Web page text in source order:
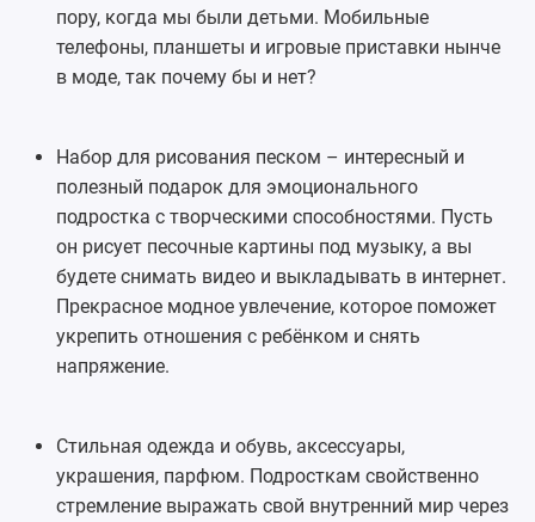
пору, когда мы были детьми. Мобильные
телефоны, планшеты и игровые приставки нынче
в моде, так почему бы и нет?
Набор для рисования песком – интересный и
полезный подарок для эмоционального
подростка с творческими способностями. Пусть
он рисует песочные картины под музыку, а вы
будете снимать видео и выкладывать в интернет.
Прекрасное модное увлечение, которое поможет
укрепить отношения с ребёнком и снять
напряжение.
Стильная одежда и обувь, аксессуары,
украшения, парфюм. Подросткам свойственно
стремление выражать свой внутренний мир через